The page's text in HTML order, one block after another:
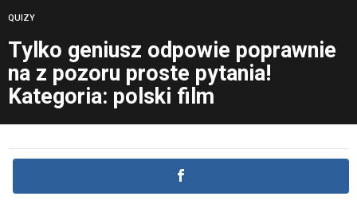
QUIZY
Tylko geniusz odpowie poprawnie
na z pozoru proste pytania!
Kategoria: polski film